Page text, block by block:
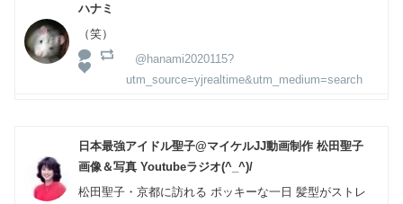
ハナミ
（笑）
@hanami2020115?
utm_source=yjrealtime&utm_medium=search
日本最強アイドル聖子@マイケルJJ動画制作 松田聖子
画像＆写真 Youtubeラジオ(^_^)/
松田聖子・京都に訪れる ポッキーな一日 髪型がストレ